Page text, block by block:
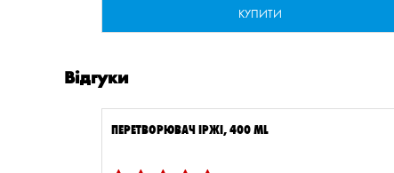
КУПИТИ
Відгуки
ПЕРЕТВОРЮВАЧ ІРЖІ, 400 ML